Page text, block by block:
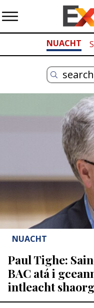
NUACHT
NUACHT
Paul Tighe:
BAC atá i
intleacht